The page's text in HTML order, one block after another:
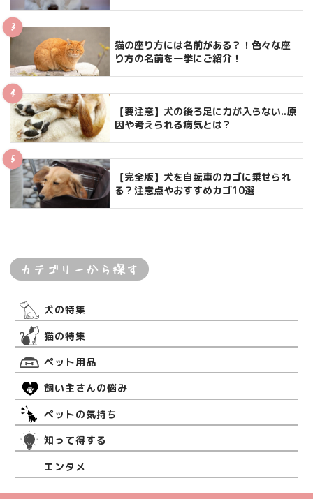
猫の座り方には名前がある？！色々な座
り方の名前を一挙にご紹介！
【要注意】犬の後ろ足に力が入らない..原
因や考えられる病気とは？
【完全版】犬を自転車のカゴに乗せられ
る？注意点やおすすめカゴ10選
カテゴリーから探す
犬の特集
猫の特集
ペット用品
飼い主さんの悩み
ペットの気持ち
知って得する
エンタメ